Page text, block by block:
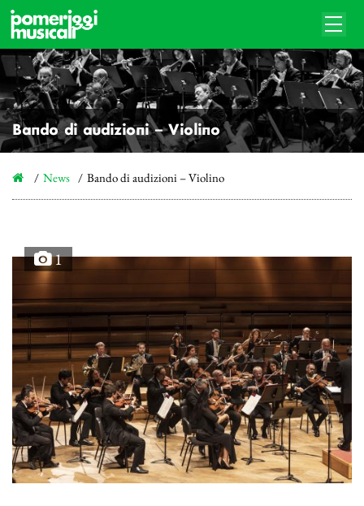
Bando di audizioni – Violino
News Bando di audizioni – Violino
1